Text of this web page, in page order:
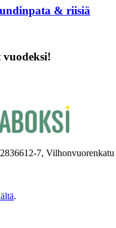
& riisiä
7, Vilhonvuorenkatu
.